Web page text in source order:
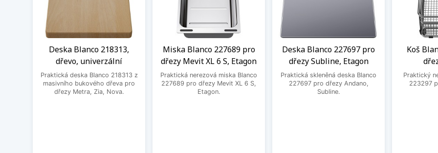
Deska Blanco 218313,
dřevo, univerzální
Praktická deska Blanco 218313 z
masivního bukového dřeva pro
dřezy Metra, Zia, Nova.
Miska Blanco 227689 pro
dřezy Mevit XL 6 S, Etagon
Praktická nerezová miska Blanco
227689 pro dřezy Mevit XL 6 S,
Etagon.
Deska Blanco 227697 pro
dřezy Subline, Etagon
Praktická skleněná deska Blanco
227697 pro dřezy Andano,
Subline.
Koš
Praktický
223297